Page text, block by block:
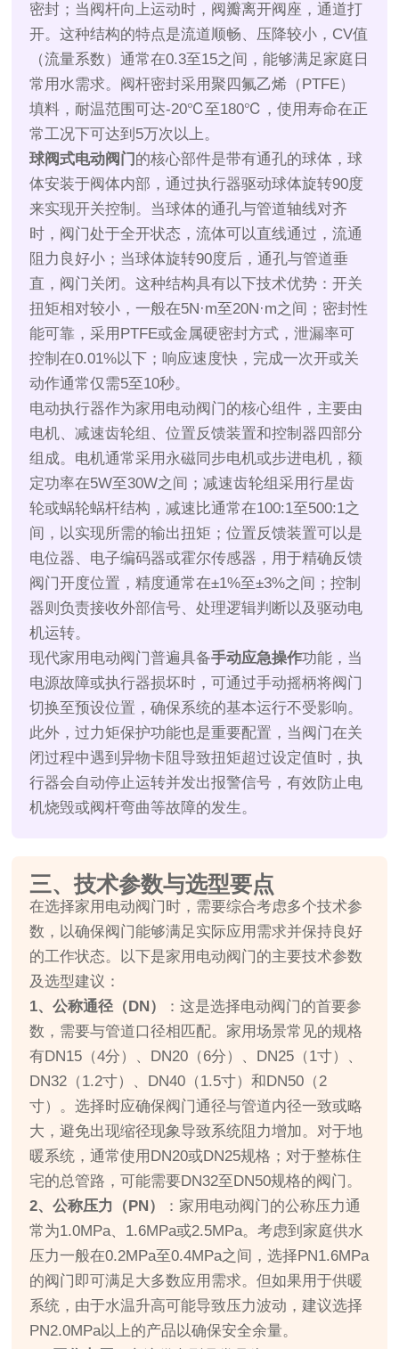
密封；当阀杆向上运动时，阀瓣离开阀座，通道打
开。这种结构的特点是流道顺畅、压降较小，CV值
（流量系数）通常在0.3至15之间，能够满足家庭日
常用水需求。阀杆密封采用聚四氟乙烯（PTFE）
填料，耐温范围可达-20℃至180℃，使用寿命在正
常工况下可达到5万次以上。
球阀式电动阀门 的核心部件是带有通孔的球体，球
体安装于阀体内部，通过执行器驱动球体旋转90度
来实现开关控制。当球体的通孔与管道轴线对齐
时，阀门处于全开状态，流体可以直线通过，流通
阻力良好小；当球体旋转90度后，通孔与管道垂
直，阀门关闭。这种结构具有以下技术优势：开关
扭矩相对较小，一般在5N·m至20N·m之间；密封性
能可靠，采用PTFE或金属硬密封方式，泄漏率可
控制在0.01%以下；响应速度快，完成一次开或关
动作通常仅需5至10秒。
电动执行器作为家用电动阀门的核心组件，主要由
电机、减速齿轮组、位置反馈装置和控制器四部分
组成。电机通常采用永磁同步电机或步进电机，额
定功率在5W至30W之间；减速齿轮组采用行星齿
轮或蜗轮蜗杆结构，减速比通常在100:1至500:1之
间，以实现所需的输出扭矩；位置反馈装置可以是
电位器、电子编码器或霍尔传感器，用于精确反馈
阀门开度位置，精度通常在±1%至±3%之间；控制
器则负责接收外部信号、处理逻辑判断以及驱动电
机运转。
现代家用电动阀门普遍具备手动应急操作功能，当
电源故障或执行器损坏时，可通过手动摇柄将阀门
切换至预设位置，确保系统的基本运行不受影响。
此外，过力矩保护功能也是重要配置，当阀门在关
闭过程中遇到异物卡阻导致扭矩超过设定值时，执
行器会自动停止运转并发出报警信号，有效防止电
机烧毁或阀杆弯曲等故障的发生。
三、技术参数与选型要点
在选择家用电动阀门时，需要综合考虑多个技术参
数，以确保阀门能够满足实际应用需求并保持良好
的工作状态。以下是家用电动阀门的主要技术参数
及选型建议：
1、公称通径（DN）
：这是选择电动阀门的首要参
数，需要与管道口径相匹配。家用场景常见的规格
有DN15（4分）、DN20（6分）、DN25（1寸）、
DN32（1.2寸）、DN40（1.5寸）和DN50（2
寸）。选择时应确保阀门通径与管道内径一致或略
大，避免出现缩径现象导致系统阻力增加。对于地
暖系统，通常使用DN20或DN25规格；对于整栋住
宅的总管路，可能需要DN32至DN50规格的阀门。
2、公称压力（PN）
：家用电动阀门的公称压力通
常为1.0MPa、1.6MPa或2.5MPa。考虑到家庭供水
压力一般在0.2MPa至0.4MPa之间，选择PN1.6MPa
的阀门即可满足大多数应用需求。但如果用于供暖
系统，由于水温升高可能导致压力波动，建议选择
PN2.0MPa以上的产品以确保安全余量。